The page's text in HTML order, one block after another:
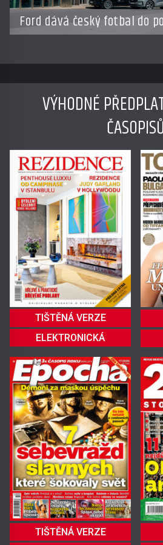
Ford dává český fotbal do
novým partnerem FAČR
VÝHODNÉ
ČASOPISŮ
TIŠTĚNÁ VERZE
ELEKTRONICKÁ
TIŠTĚNÁ VERZE